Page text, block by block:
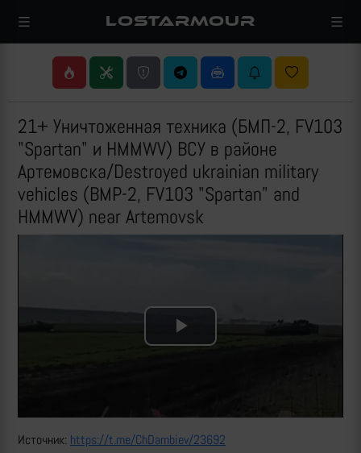
LOSTARMOUR
21+ Уничтоженная техника (БМП-2, FV103
"Spartan" и HMMWV) ВСУ в районе
Артемовска/Destroyed ukrainian military
vehicles (BMP-2, FV103 "Spartan" and
HMMWV) near Artemovsk
Play
Источник: https://t.me/ChDambiev/23692